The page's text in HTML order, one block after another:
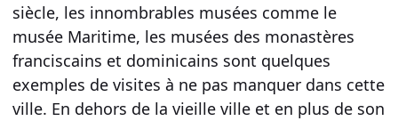
siècle, les innombrables musées comme le
musée Maritime, les musées des monastères
franciscains et dominicains sont quelques
exemples de visites à ne pas manquer dans cette
ville. En dehors de la vieille ville et en plus de son